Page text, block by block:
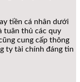
tiền cá nhân dưới
tuân thủ các quy
cung cấp thông
ty tài chính đáng tin